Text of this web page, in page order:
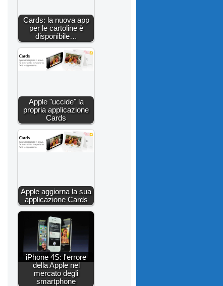
Cards: la nuova app
per le cartoline è
disponibile…
Apple "uccide" la
propria applicazione
Cards
Apple aggiorna la sua
applicazione Cards
iPhone 4S: l'errore
della Apple nel
mercato degli
smartphone